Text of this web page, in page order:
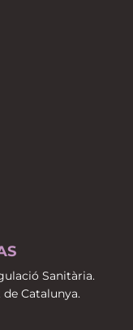
Sanitària.
Catalunya.